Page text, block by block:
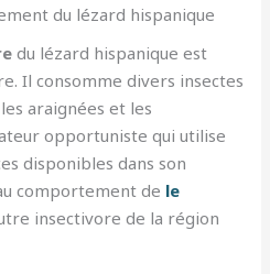
du lézard hispanique
du lézard hispanique est
Il consomme divers insectes
araignées et les
opportuniste qui utilise
disponibles dans son
comportement de le
insectivore de la région